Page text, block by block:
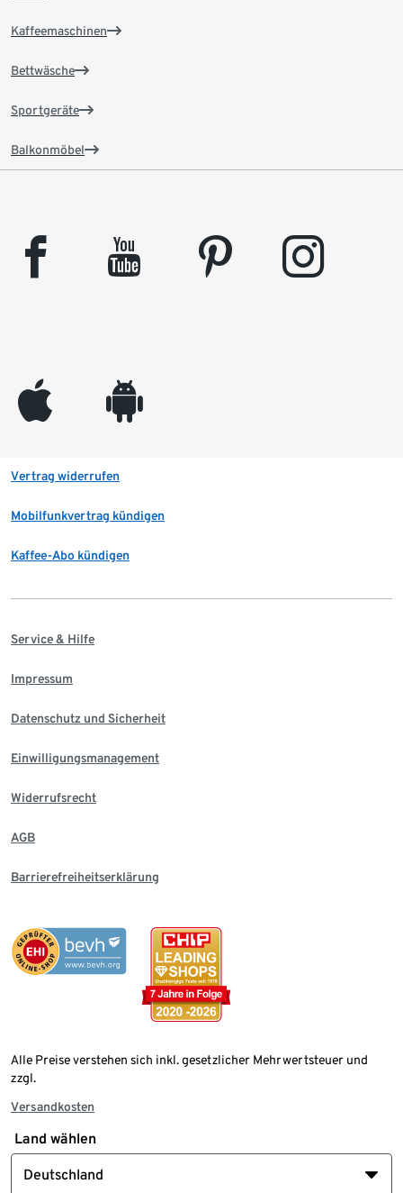
Kaffeemaschinen
Bettwäsche
Sportgeräte
Balkonmöbel
facebook youtube pinterest instagram
appleinc android
Vertrag widerrufen
Mobilfunkvertrag kündigen
Kaffee-Abo kündigen
Service & Hilfe
Impressum
Datenschutz und Sicherheit
Einwilligungsmanagement
Widerrufsrecht
AGB
Barrierefreiheitserklärung
Alle Preise verstehen sich inkl. gesetzlicher Mehrwertsteuer und
zzgl.
Versandkosten
Land wählen
Deutschland